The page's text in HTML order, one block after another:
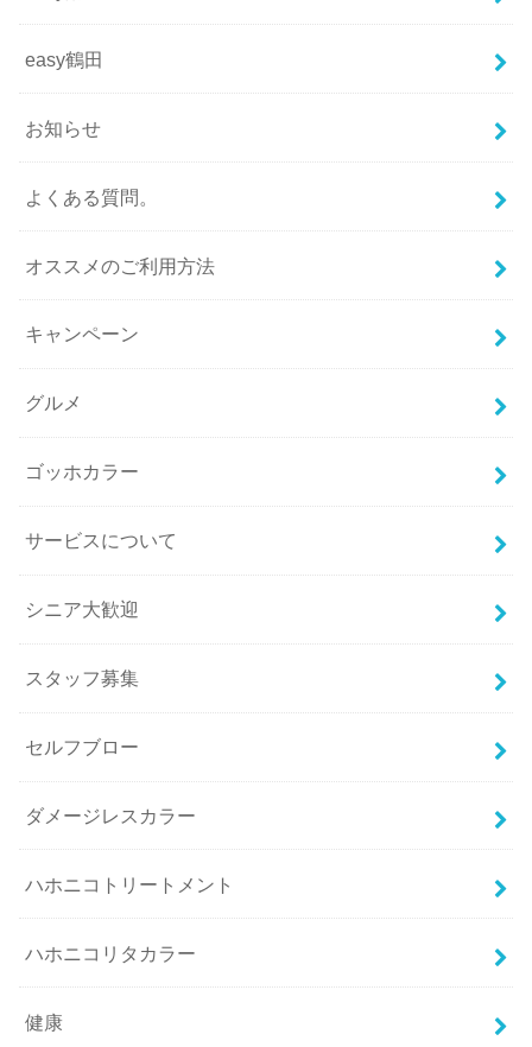
easy鶴田
お知らせ
よくある質問。
オススメのご利用方法
キャンペーン
グルメ
ゴッホカラー
サービスについて
シニア大歓迎
スタッフ募集
セルフブロー
ダメージレスカラー
ハホニコトリートメント
ハホニコリタカラー
健康